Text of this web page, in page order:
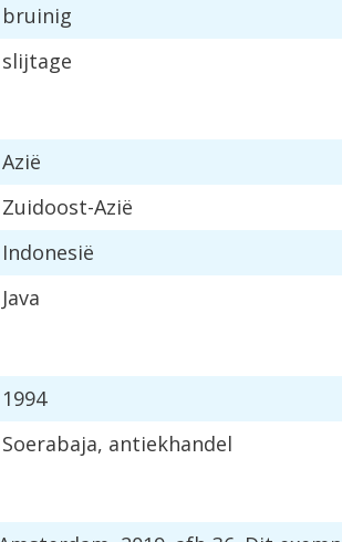
bruinig
slijtage
Azië
Zuidoost-Azië
Indonesië
Java
1994
Soerabaja, antiekhandel